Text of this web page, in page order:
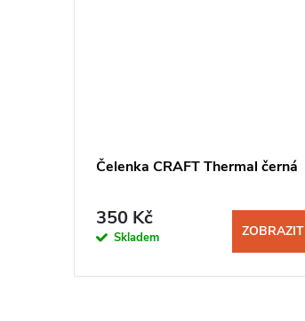
Čelenka CRAFT Thermal černá
350 Kč
Skladem ZOBRAZIT